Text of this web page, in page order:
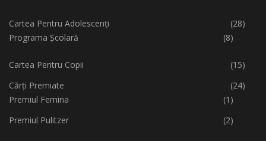
Cartea Pentru Adolescenți
(28)
Programa Școlară
(8)
Cartea Pentru Copii
(15)
Cărți Premiate
(24)
Premiul Femina
(1)
Premiul Pulitzer
(2)